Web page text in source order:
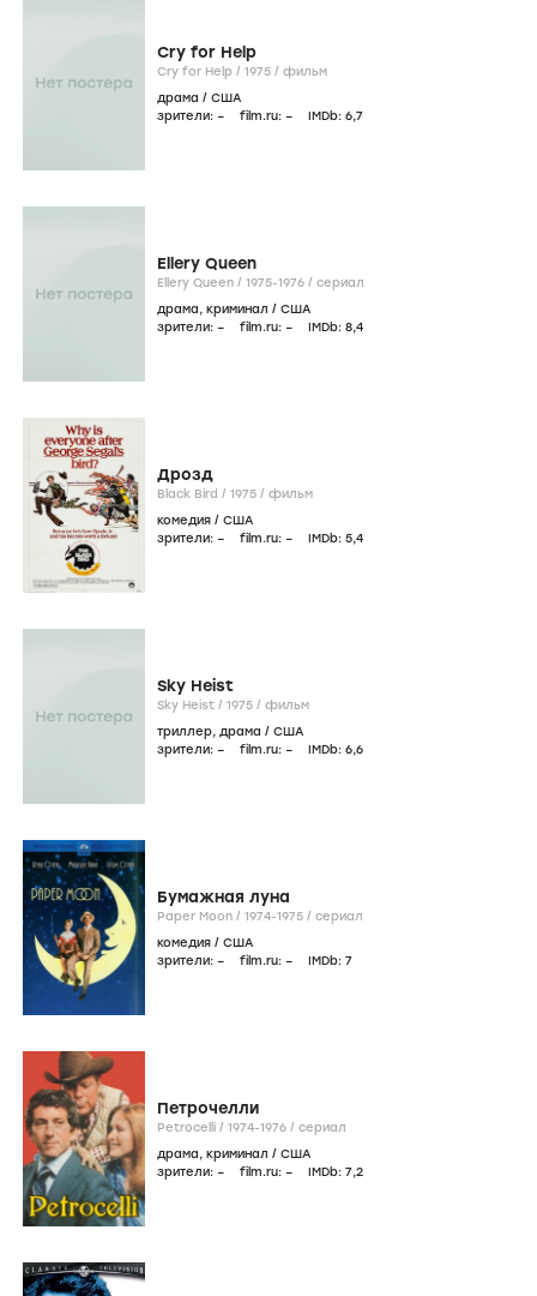
Cry for Help
Cry for Help / 1975 / фильм
драма / США
зрители: – film.ru: – IMDb: 6,7
Ellery Queen
Ellery Queen / 1975-1976 / сериал
драма, криминал / США
зрители: – film.ru: – IMDb: 8,4
Дрозд
Black Bird / 1975 / фильм
комедия / США
зрители: – film.ru: – IMDb: 5,4
Sky Heist
Sky Heist / 1975 / фильм
триллер, драма / США
зрители: – film.ru: – IMDb: 6,6
Бумажная луна
Paper Moon / 1974-1975 / сериал
комедия / США
зрители: – film.ru: – IMDb: 7
Петрочелли
Petrocelli / 1974-1976 / сериал
драма, криминал / США
зрители: – film.ru: – IMDb: 7,2